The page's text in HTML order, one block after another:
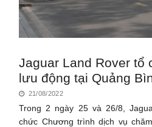
Jaguar Land Rover tổ
lưu động tại Quảng
21/08/2022
Trong 2 ngày 25 và 26/8,
chức Chương trình dịch vụ